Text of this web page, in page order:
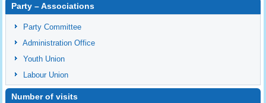
Party – Associations
Party Committee
Administration Office
Youth Union
Labour Union
Number of visits